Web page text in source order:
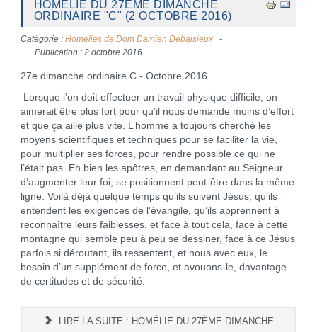
HOMÉLIE DU 27ÈME DIMANCHE
ORDINAIRE "C" (2 OCTOBRE 2016)
Catégorie : Homélies de Dom Damien Debaisieux
Publication : 2 octobre 2016
27e dimanche ordinaire C - Octobre 2016
Lorsque l’on doit effectuer un travail physique difficile, on
aimerait être plus fort pour qu’il nous demande moins d’effort
et que ça aille plus vite. L’homme a toujours cherché les
moyens scientifiques et techniques pour se faciliter la vie,
pour multiplier ses forces, pour rendre possible ce qui ne
l’était pas. Eh bien les apôtres, en demandant au Seigneur
d’augmenter leur foi, se positionnent peut-être dans la même
ligne. Voilà déjà quelque temps qu’ils suivent Jésus, qu’ils
entendent les exigences de l’évangile, qu’ils apprennent à
reconnaître leurs faiblesses, et face à tout cela, face à cette
montagne qui semble peu à peu se dessiner, face à ce Jésus
parfois si déroutant, ils ressentent, et nous avec eux, le
besoin d’un supplément de force, et avouons-le, davantage
de certitudes et de sécurité.
LIRE LA SUITE : HOMÉLIE DU 27ÈME DIMANCHE